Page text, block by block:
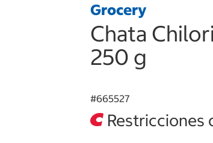
Grocery
Chata
250 g
#665527
Restricciones